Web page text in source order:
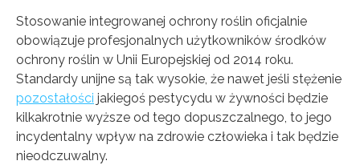
Stosowanie integrowanej ochrony roślin oficjalnie
obowiązuje profesjonalnych użytkowników środków
ochrony roślin w Unii Europejskiej od 2014 roku.
Standardy unijne są tak wysokie, że nawet jeśli stężenie
pozostałości jakiegoś pestycydu w żywności będzie
kilkakrotnie wyższe od tego dopuszczalnego, to jego
incydentalny wpływ na zdrowie człowieka i tak będzie
nieodczuwalny.